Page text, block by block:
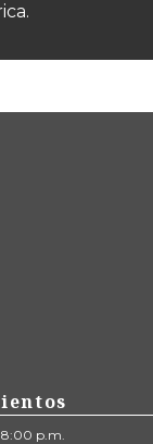
p.m.